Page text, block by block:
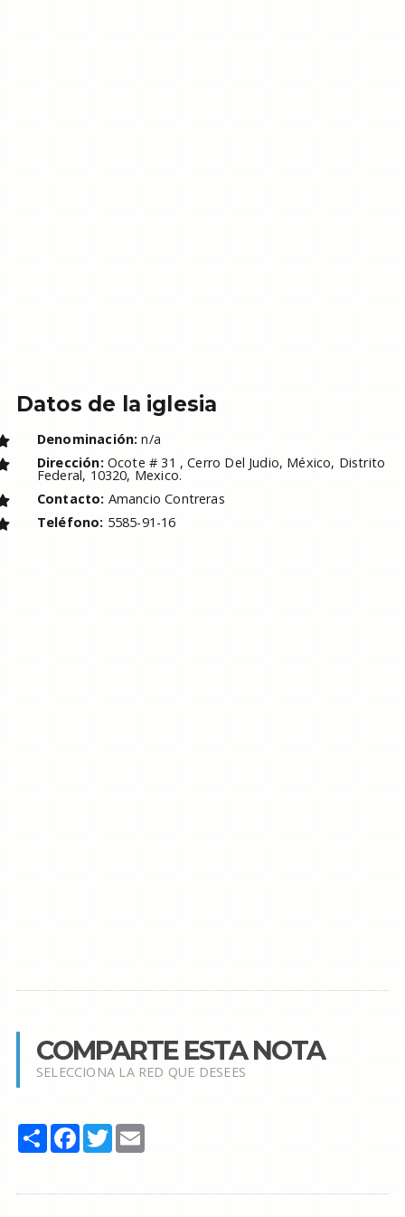
Datos de la iglesia
Denominación: n/a
Dirección: Ocote # 31 , Cerro Del Judio, México, Distrito
Federal, 10320, Mexico.
Contacto: Amancio Contreras
Teléfono: 5585-91-16
COMPARTE ESTA NOTA
SELECCIONA LA RED QUE DESEES
Share Facebook
TwitterEmail